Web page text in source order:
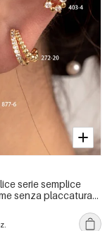
serie semplice
senza placcatura
orecchini da